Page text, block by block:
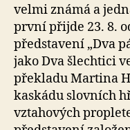
velmi známá a
první přijde 23. 8.
představení „Dva
jako Dva šlechtici
překladu Martina
kaskádu slovních
vztahových